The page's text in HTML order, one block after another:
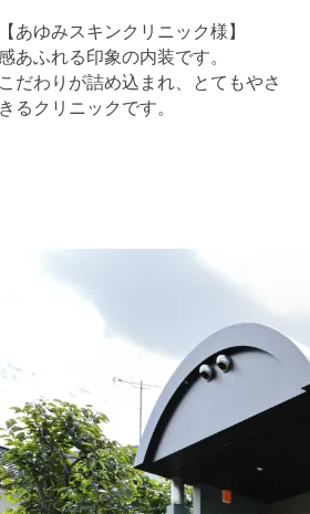
あゆみスキンクリニック様】
あふれる印象の内装です。
だわりが詰め込まれ、とてもやさ
るクリニックです。